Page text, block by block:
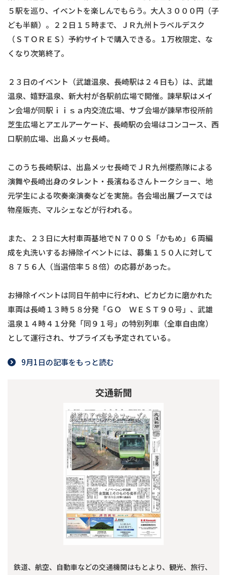
５駅を巡り、イベントを楽しんでもらう。大人３０００円（子
ども半額）。２２日１５時まで、ＪＲ九州トラベルデスク
（ＳＴＯＲＥＳ）予約サイトで購入できる。１万枚限定、な
くなり次第終了。
２３日のイベント（武雄温泉、長崎駅は２４日も）は、武雄
温泉、嬉野温泉、新大村が各駅前広場で開催。諫早駅はメイ
ン会場が同駅ｉｉｓａ内交流広場、サブ会場が諫早市役所前
芝生広場とアエルアーケード、長崎駅の会場はコンコース、西
口駅前広場、出島メッセ長崎。
このうち長崎駅は、出島メッセ長崎でＪＲ九州櫻燕隊による
演舞や長崎出身のタレント・長濱ねるさんトークショー、地
元学生による吹奏楽演奏などを実施。各会場出展ブースでは
物産販売、マルシェなどが行われる。
また、２３日に大村車両基地でＮ７００Ｓ「かもめ」６両編
成を丸洗いするお掃除イベントには、募集１５０人に対して
８７５６人（当選倍率５８倍）の応募があった。
お掃除イベントは同日午前中に行われ、ピカピカに磨かれた
車両は長崎１３時５８分発「ＧＯ ＷＥＳＴ９０号」、武雄
温泉１４時４１分発「同９１号」の特別列車（全車自由席）
として運行され、サプライズも予定されている。
9月1日の記事をもっと読む
交通新聞
鉄道、航空、自動車などの交通機関はもとより、観光、旅行、